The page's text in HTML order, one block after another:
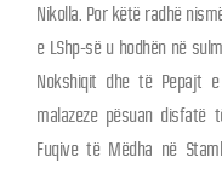
Nikolla. Por këtë radhë
e LShp-së u hodhën në
Nokshiqit dhe të Pepajt
malazeze pësuan disfatë
Fuqive të Mëdha në